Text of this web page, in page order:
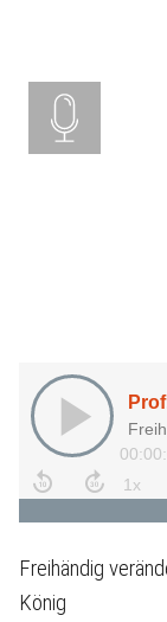
Freihändig
König